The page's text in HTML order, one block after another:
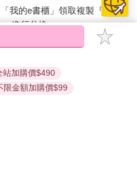
的個人與政治力量，以及即使
接受，做出這決定仍然可能需
呈現出女性針對自己身體裡的
我們這具有繁殖能力的身軀與
大膽地將生育自由冠上二
能」（be all you can be），或
為低調的用語爭取同樣權利。
我的e書櫃」領取複製『兌換
進行兌換。
買的電子書僅能以金石堂專屬
其他閱讀器或直接下載檔案。
及行政院消費者保護處公告之
加購價$490
金額加購價$99